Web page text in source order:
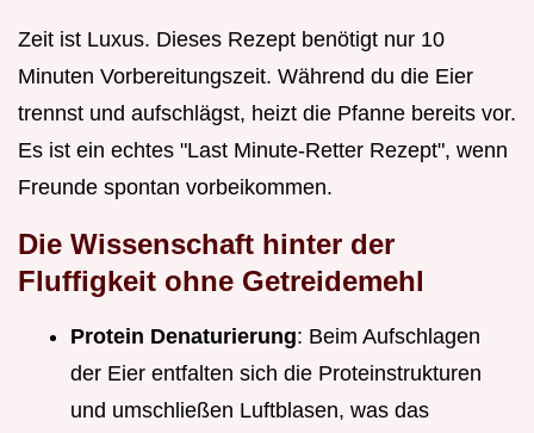
Zeit ist Luxus. Dieses Rezept benötigt nur 10
Minuten Vorbereitungszeit. Während du die Eier
trennst und aufschlägst, heizt die Pfanne bereits vor.
Es ist ein echtes "Last Minute-Retter Rezept", wenn
Freunde spontan vorbeikommen.
Die Wissenschaft hinter der
Fluffigkeit ohne Getreidemehl
Protein Denaturierung: Beim Aufschlagen
der Eier entfalten sich die Proteinstrukturen
und umschließen Luftblasen, was das